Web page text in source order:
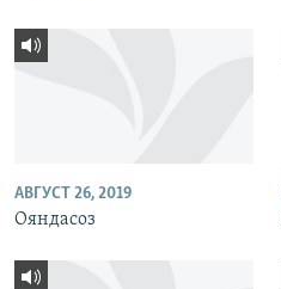
АВГУСТ 26, 2019
Ояндасоз